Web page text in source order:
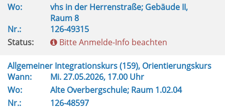
Wo:
vhs in der Herrenstraße; Gebäude II,
Raum 8
Nr.:
126-49315
Status:
Bitte Anmelde-Info beachten
Allgemeiner Integrationskurs (159), Orientierungskurs
Wann:
Mi.27.05.2026, 17.00 Uhr
Wo:
Alte Overbergschule; Raum 1.02.04
Nr.:
126-48597